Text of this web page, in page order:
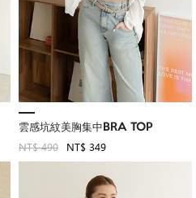
雲感坑紋美胸集中BRA TOP
NT$ 490 NT$ 349